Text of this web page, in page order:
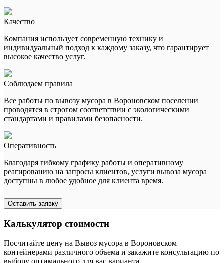
Качество
Компания использует современную технику и
индивидуальный подход к каждому заказу, что гарантирует
высокое качество услуг.
Соблюдаем правила
Все работы по вывозу мусора в Вороновском поселении
проводятся в строгом соответствии с экологическими
стандартами и правилами безопасности.
Оперативность
Благодаря гибкому графику работы и оперативному
реагированию на запросы клиентов, услуги вывоза мусора
доступны в любое удобное для клиента время.
Оставить заявку
Калькулятор стоимости
Посчитайте цену на Вывоз мусора в Вороновском
контейнерами различного объема и закажите консультацию по
выбору оптимального для вас варианта